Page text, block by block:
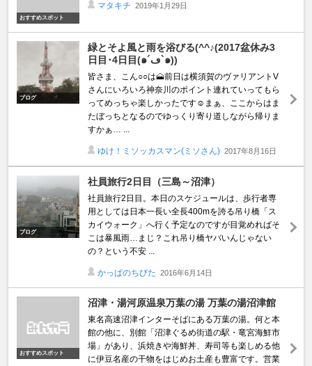
おすすめスポット
マタキチ 2019年1月29日
ブログ
緑とそよ風と雨を浴びる(^^♪(2017盆休み3
日目･4日目(๑´ڡ`๑))
皆さま、こん○○は🗻前日は横須賀のヴァリアントV
さんにいろいろ神奈川のポイント連れていってもら
ってめっちゃ楽しかったです☺️まぁ、ここからはま
たぼっちとなるのでゆっくり寄り道しながら帰りま
すかぁ… ...
ゆけ！ミソッカスマン(ミソさん) 2017年8月16日
ブログ
社員旅行2日目（三島～沼津）
社員旅行2日目。本日のスケジュールは、歩行者専
用としては日本一長い全長400mを誇る吊り橋「ス
カイウォーク」へ行く予定なのですが目覚めればそ
こは暴風雨…まじ？これ吊り橋ヤバいんじゃない
の？という不安 ...
かっぱのちびた 2016年6月14日
おすすめスポット
沼津・湯河原温泉万葉の湯 万葉の湯沼津館
東名高速沼津インターそばにある万葉の湯。何と本
館の他に、別館「沼津ぐるめ街道の駅・竜宮海鮮市
場」があり、浜焼きや海鮮丼、寿司等も楽しめる他
に伊豆名産の干物をはじめお土産も豊富です。営業